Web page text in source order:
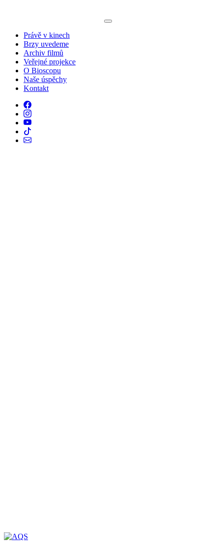
Právě v kinech
Brzy uvedeme
Archiv filmů
Veřejné projekce
O Bioscopu
Naše úspěchy
Kontakt